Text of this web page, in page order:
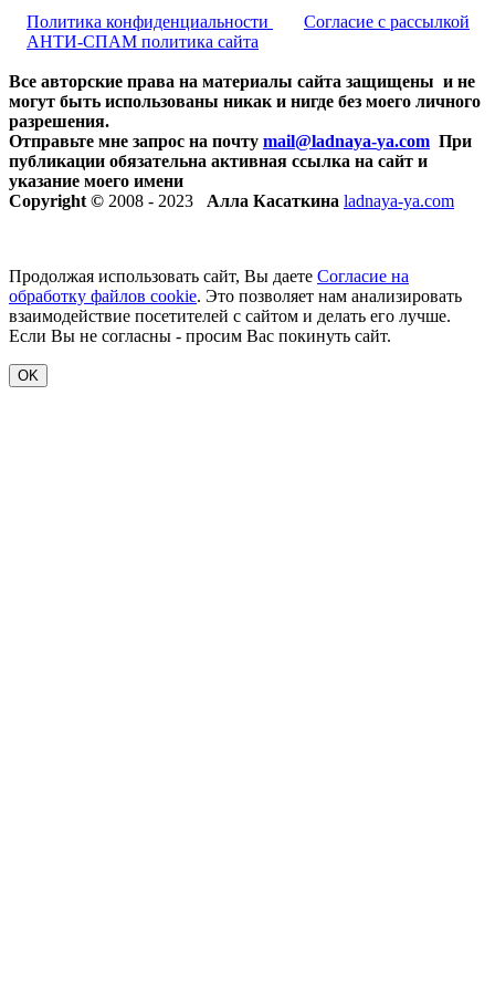
Политика конфиденциальности
Согласие с рассылкой
АНТИ-СПАМ политика сайта
Все авторские права на материалы сайта защищены и не
могут быть использованы никак и нигде без моего личного
разрешения.
Отправьте мне запрос на почту mail@ladnaya-ya.com При
публикации обязательна активная ссылка на сайт и
указание моего имени
Copyright © 2008 - 2023 Алла Касаткина ladnaya-ya.com
Продолжая использовать сайт, Вы даете Согласие на
обработку файлов cookie. Это позволяет нам анализировать
взаимодействие посетителей с сайтом и делать его лучше.
Если Вы не согласны - просим Вас покинуть сайт.
OK